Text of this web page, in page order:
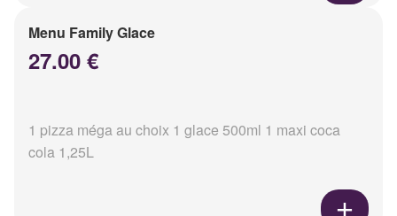
Menu Family Glace
27.00 €
1 pizza méga au choix 1 glace 500ml 1 maxi coca
cola 1,25L